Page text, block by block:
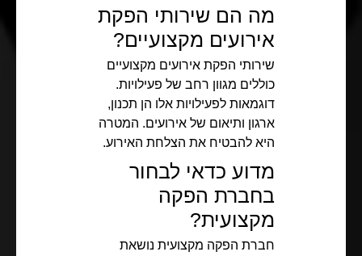
מה הם שירותי הפקת
אירועים מקצועיים?
שירותי הפקת אירועים מקצועיים
כוללים מגוון רחב של פעילויות.
דוגמאות לפעילויות אלו הן תכנון,
ארגון ותיאום של אירועים. המטרה
היא להבטיח את הצלחת האירוע.
מדוע כדאי לבחור
בחברת הפקה
מקצועית?
חברת הפקה מקצועית נושאת